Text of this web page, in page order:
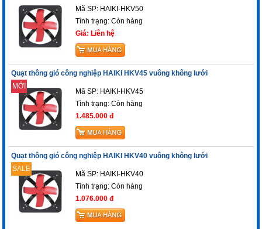
Mã SP: HAIKI-HKV50
Tình trạng:Còn hàng
Giá: Liên hệ
Quạt thông gió công nghiệp HAIKI HKV45 vuông không lưới
MỚI
Mã SP: HAIKI-HKV45
Tình trạng:Còn hàng
1.485.000 đ
Quạt thông gió công nghiệp HAIKI HKV40 vuông không lưới
SALE
Mã SP: HAIKI-HKV40
Tình trạng:Còn hàng
1.076.000 đ